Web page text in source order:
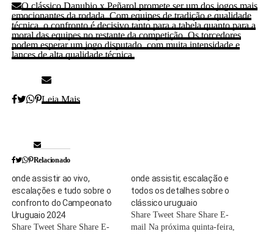
O clássico Danubio x Peñarol promete ser um dos jogos mais
emocionantes da rodada. Com equipes de tradição e qualidade
técnica, o confronto é decisivo tanto para a tabela quanto para a
moral das equipes no restante da competição. Os torcedores
podem esperar um jogo disputado, com muita intensidade e
lances de alta qualidade técnica.
Leia Mais
Relacionado
onde assistir ao vivo,
escalações e tudo sobre o
confronto do Campeonato
Uruguaio 2024
Share Tweet Share Share E-
onde assistir, escalação e
todos os detalhes sobre o
clássico uruguaio
Share Tweet Share Share E-
mail Na próxima quinta-feira,